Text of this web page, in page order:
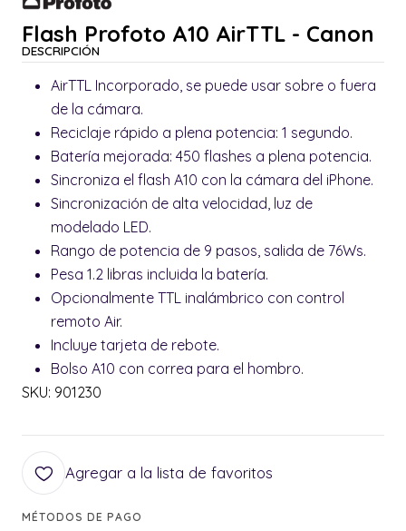
Flash Profoto A10 AirTTL - Canon
DESCRIPCIÓN
AirTTL Incorporado, se puede usar sobre o fuera
de la cámara.
Reciclaje rápido a plena potencia: 1 segundo.
Batería mejorada: 450 flashes a plena potencia.
Sincroniza el flash A10 con la cámara del iPhone.
Sincronización de alta velocidad, luz de
modelado LED.
Rango de potencia de 9 pasos, salida de 76Ws.
Pesa 1.2 libras incluida la batería.
Opcionalmente TTL inalámbrico con control
remoto Air.
Incluye tarjeta de rebote.
Bolso A10 con correa para el hombro.
SKU: 901230
Agregar a la lista de favoritos
MÉTODOS DE PAGO